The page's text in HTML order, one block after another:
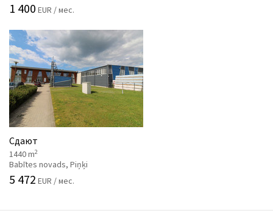
1 400 EUR / мес.
Сдают
1440 m2
Babītes novads, Piņķi
5 472 EUR / мес.